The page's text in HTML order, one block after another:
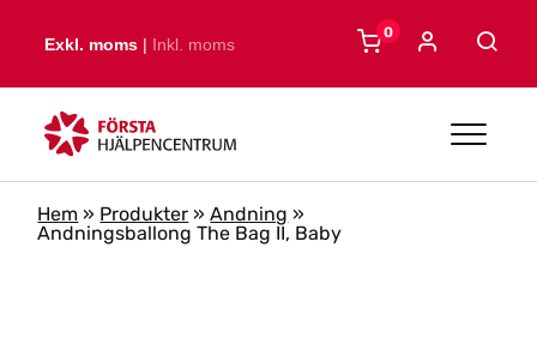
Exkl. moms | Inkl. moms
0
Hem » Produkter »Andning »
Andningsballong The Bag II, Baby